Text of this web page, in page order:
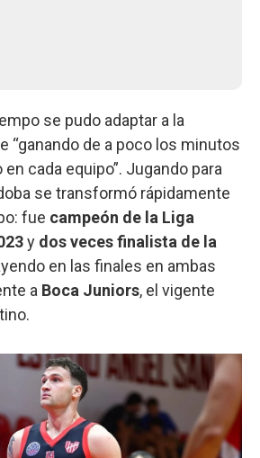
se pudo adaptar a la
“ganando de a poco los minutos
cada equipo”. Jugando para
se transformó rápidamente
fue campeón de la Liga
y dos veces finalista de la
en las finales en ambas
a Boca Juniors, el vigente